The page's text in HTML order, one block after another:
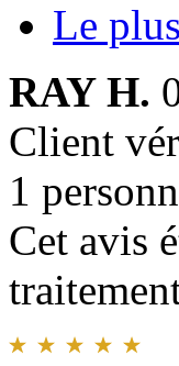
Le
RAY H.
Client
1
Cet avis